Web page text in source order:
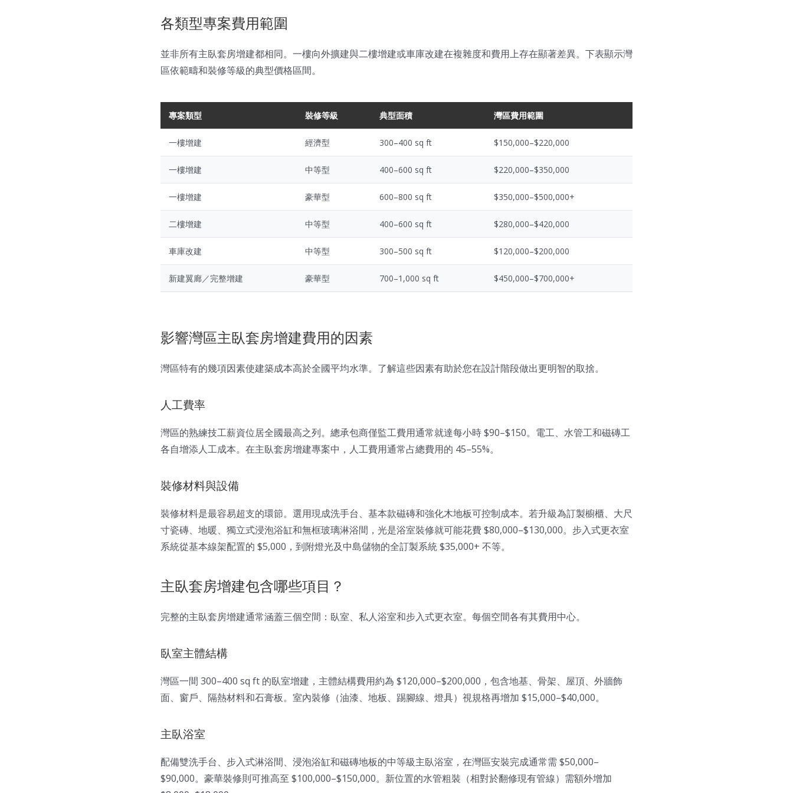
各類型專案費用範圍
並非所有主臥套房增建都相同。一樓向外擴建與二樓增建或車庫改建在複雜度和費用上存在顯著差異。下表顯示灣
區依範疇和裝修等級的典型價格區間。
專案類型 裝修等級 典型面積 灣區費用範圍
一樓增建 經濟型 300–400 sq ft $150,000–$220,000
一樓增建 中等型 400–600 sq ft $220,000–$350,000
一樓增建 豪華型 600–800 sq ft $350,000–$500,000+
二樓增建 中等型 400–600 sq ft $280,000–$420,000
車庫改建 中等型 300–500 sq ft $120,000–$200,000
新建翼廊／完整增建 豪華型 700–1,000 sq ft $450,000–$700,000+
影響灣區主臥套房增建費用的因素
灣區特有的幾項因素使建築成本高於全國平均水準。了解這些因素有助於您在設計階段做出更明智的取捨。
人工費率
灣區的熟練技工薪資位居全國最高之列。總承包商僅監工費用通常就達每小時 $90–$150。電工、水管工和磁磚工
各自增添人工成本。在主臥套房增建專案中，人工費用通常占總費用的 45–55%。
裝修材料與設備
裝修材料是最容易超支的環節。選用現成洗手台、基本款磁磚和強化木地板可控制成本。若升級為訂製櫥櫃、大尺
寸瓷磚、地暖、獨立式浸泡浴缸和無框玻璃淋浴間，光是浴室裝修就可能花費 $80,000–$130,000。步入式更衣室
系統從基本線架配置的 $5,000，到附燈光及中島儲物的全訂製系統 $35,000+ 不等。
主臥套房增建包含哪些項目？
完整的主臥套房增建通常涵蓋三個空間：臥室、私人浴室和步入式更衣室。每個空間各有其費用中心。
臥室主體結構
灣區一間 300–400 sq ft 的臥室增建，主體結構費用約為 $120,000–$200,000，包含地基、骨架、屋頂、外牆飾
面、窗戶、隔熱材料和石膏板。室內裝修（油漆、地板、踢腳線、燈具）視規格再增加 $15,000–$40,000。
主臥浴室
配備雙洗手台、步入式淋浴間、浸泡浴缸和磁磚地板的中等級主臥浴室，在灣區安裝完成通常需 $50,000–
$90,000。豪華裝修則可推高至 $100,000–$150,000。新位置的水管粗裝（相對於翻修現有管線）需額外增加